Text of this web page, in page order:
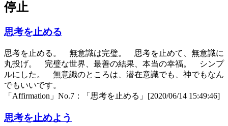
停止
思考を止める
思考を止める。 無意識は完璧。 思考を止めて、無意識に
丸投げ。 完璧な世界、最善の結果、本当の幸福。 シンプ
ルにした。 無意識のところは、潜在意識でも、神でもなん
でもいいです。
「Affirmation」No.7：「思考を止める」[2020/06/14 15:49:46]
思考を止めよう